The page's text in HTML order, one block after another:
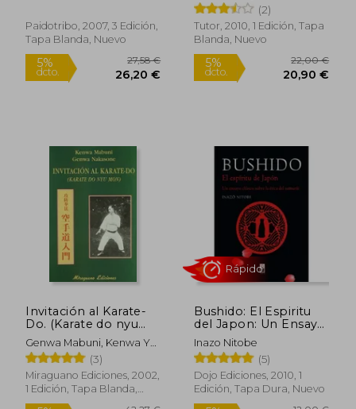
5%
dcto.
14,60 €
13,87 €
5%
dcto.
Paidotribo, 2007, 3 Edición,
Tapa Blanda, Nuevo
(2)
Tutor, 2010, 1 Edición, Tapa
Blanda, Nuevo
Rápido
Invitación al Karate-
Do. (Karate do nyu
Mon) (Medicinas
Blandas)
Genwa Mabuni, Kenwa Y
Nakasone
(3)
Miraguano Ediciones, 2002,
1 Edición, Tapa Blanda,
Nuevo
Bushido: El Espiritu
del Japon: Un Ensayo
Clasico Sobre la Etica
del Samurai
Inazo Nitobe
(5)
Dojo Ediciones, 2010, 1
Edición, Tapa Dura, Nuevo